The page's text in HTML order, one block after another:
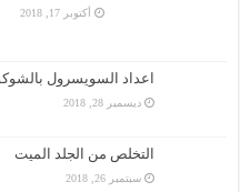
أكتوبر 17, 2018
اعداد السويسرول
ديسمبر 28, 2018
التخلص من الجلد الميت
سبتمبر 26, 2018